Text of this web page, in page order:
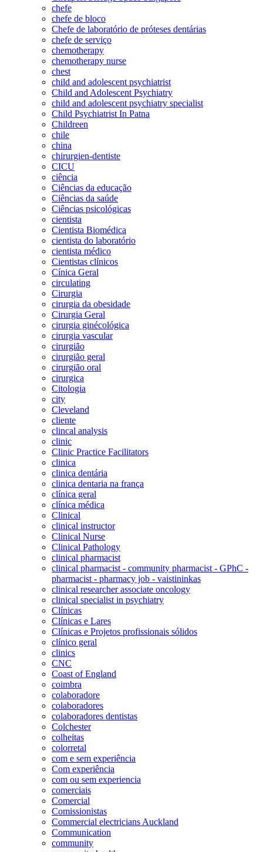
chefe
chefe de bloco
Chefe de laboratório de próteses dentárias
chefe de serviço
chemotherapy
chemotherapy nurse
chest
child and adolescent psychiatrist
Child and Adolescent Psychiatry
child and adolescent psychiatry specialist
Child Psychiatrist In Patna
Childreen
chile
china
chirurgien-dentiste
CICU
ciência
Ciências da educação
Ciências da saúde
Ciências psicológicas
cientista
Cientista Biomédica
cientista do laboratório
cientista médico
Cientistas clínicos
Cínica Geral
circulating
Cirurgia
cirurgia da obesidade
Cirurgia Geral
cirurgia ginécológica
cirurgia vascular
cirurgião
cirurgião geral
cirurgião oral
cirurgica
Citologia
city
Cleveland
cliente
clincal analysis
clinic
Clinic Practice Facilitators
clinica
clinica dentária
clinica dentaria na frança
clínica geral
clínica médica
Clinical
clinical instructor
Clinical Nurse
Clinical Pathology
clinical pharmacist
clinical pharmacist - community pharmacist - GPhC -
pharmacist - pharmacy job - vaistininkas
clinical researcher associate oncology
clinical specialist in psychiatry
Clínicas
Clínicas e Lares
Clínicas e Projetos profissionais sólidos
clínico geral
clinics
CNC
Coast of England
coimbra
colaboradore
colaboradores
colaboradores dentistas
Colchester
colheitas
colorretal
com e sem experiência
Com experiência
com ou sem experiencia
comerciais
Comercial
Comissionistas
Commercial electricians Auckland
Communication
community